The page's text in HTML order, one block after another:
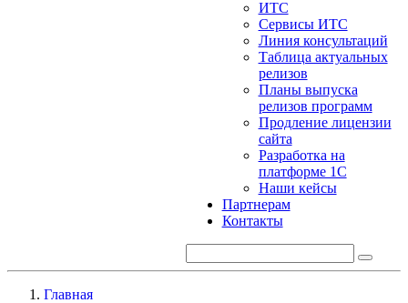
ИТС
Сервисы ИТС
Линия консультаций
Таблица актуальных
релизов
Планы выпуска
релизов программ
Продление лицензии
сайта
Разработка на
платформе 1С
Наши кейсы
Партнерам
Контакты
Главная